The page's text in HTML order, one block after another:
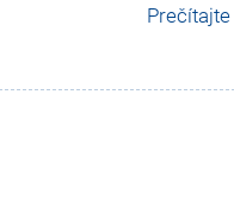
Prečítajte